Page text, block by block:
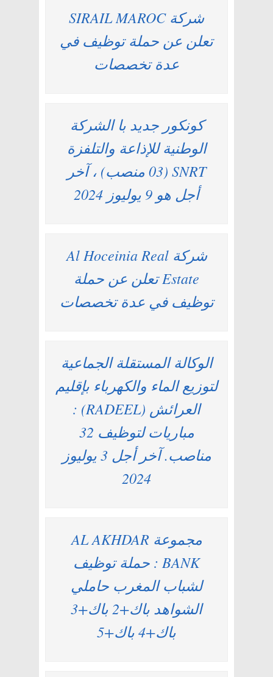
شركة SIRAIL MAROC
تعلن عن حملة توظيف في
عدة تخصصات
كونكور جديد با الشركة
الوطنية للإذاعة والتلفزة
SNRT (03 منصب) ، آخر
أجل هو 9 يوليوز 2024
شركة Al Hoceinia Real
Estate تعلن عن حملة
توظيف في عدة تخصصات
الوكالة المستقلة الجماعية
لتوزيع الماء والكهرباء بإقليم
العرائش (RADEEL) :
مباريات لتوظيف 32
مناصب. آخر أجل 3 يوليوز
2024
مجموعة AL AKHDAR
BANK : حملة توظيف
لشباب المغرب حاملي
الشواهد باك+2 باك+3
باك+4 باك+5